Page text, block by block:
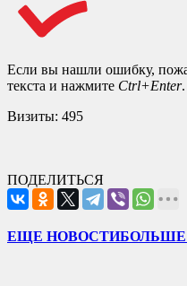
Если вы нашли ошибку,
текста и нажмите Ctrl+Enter.
Визиты: 495
ПОДЕЛИТЬСЯ
ЕЩЕ НОВОСТИБОЛЬШЕ